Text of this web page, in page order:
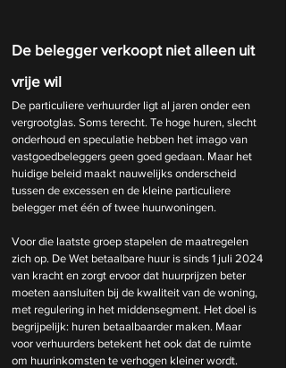
De belegger verkoopt niet alleen uit
vrije wil
De particuliere verhuurder ligt al jaren onder een
vergrootglas. Soms terecht. Te hoge huren, slecht
onderhoud en speculatie hebben het imago van
vastgoedbeleggers geen goed gedaan. Maar het
huidige beleid maakt nauwelijks onderscheid
tussen de excessen en de kleine particuliere
belegger met één of twee huurwoningen.
Voor die laatste groep stapelen de maatregelen
zich op. De Wet betaalbare huur is sinds 1 juli 2024
van kracht en zorgt ervoor dat huurprijzen beter
moeten aansluiten bij de kwaliteit van de woning,
met regulering in het middensegment. Het doel is
begrijpelijk: huren betaalbaarder maken. Maar
voor verhuurders betekent het ook dat de ruimte
om huurinkomsten te verhogen kleiner wordt.